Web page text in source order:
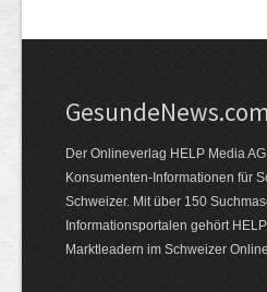
GesundeNews.com
Der Onlineverlag HELP Media
Konsumenten-Informationen für
Schweizer. Mit über 150
Informationsportalen gehört
Marktleadern im Schweizer